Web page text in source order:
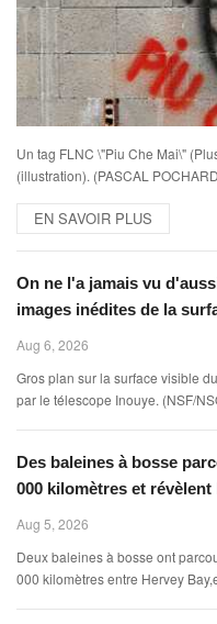
Un tag FLNC \"Piu Che Mai\"
(illustration). (PASCAL
EN SAVOIR PLUS
On ne l'a jamais vu
images inédites de la
Aug 6, 2026
Gros plan sur la surface visible
par le télescope Inouye. (NSF/
Des baleines à bosse
000 kilomètres et révèlent
Aug 5, 2026
Deux baleines à bosse ont
000 kilomètres entre Hervey